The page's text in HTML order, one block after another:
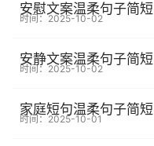
安慰文案温柔句子简短
时间：2025-10-02
安静文案温柔句子简短
时间：2025-10-02
家庭短句温柔句子简短
时间：2025-10-01